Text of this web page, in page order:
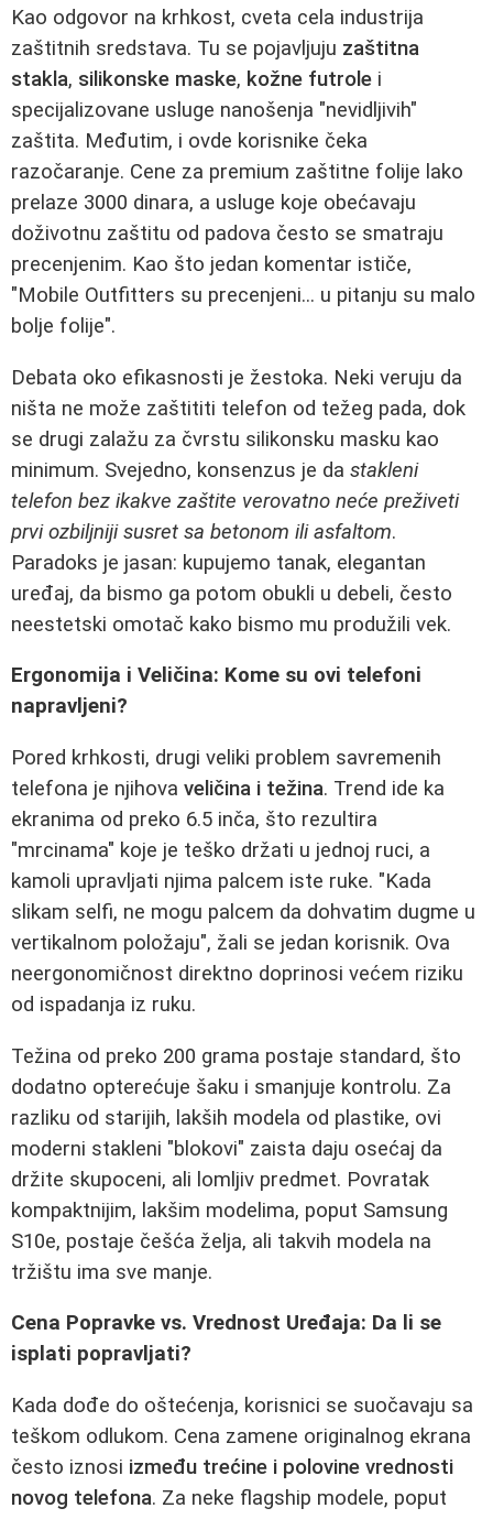
Kao odgovor na krhkost, cveta cela industrija
zaštitnih sredstava. Tu se pojavljuju zaštitna
stakla, silikonske maske, kožne futrole i
specijalizovane usluge nanošenja "nevidljivih"
zaštita. Međutim, i ovde korisnike čeka
razočaranje. Cene za premium zaštitne folije lako
prelaze 3000 dinara, a usluge koje obećavaju
doživotnu zaštitu od padova često se smatraju
precenjenim. Kao što jedan komentar ističe,
"Mobile Outfitters su precenjeni... u pitanju su malo
bolje folije".
Debata oko efikasnosti je žestoka. Neki veruju da
ništa ne može zaštititi telefon od težeg pada, dok
se drugi zalažu za čvrstu silikonsku masku kao
minimum. Svejedno, konsenzus je da stakleni
telefon bez ikakve zaštite verovatno neće preživeti
prvi ozbiljniji susret sa betonom ili asfaltom.
Paradoks je jasan: kupujemo tanak, elegantan
uređaj, da bismo ga potom obukli u debeli, često
neestetski omotač kako bismo mu produžili vek.
Ergonomija i Veličina: Kome su ovi telefoni
napravljeni?
Pored krhkosti, drugi veliki problem savremenih
telefona je njihova veličina i težina. Trend ide ka
ekranima od preko 6.5 inča, što rezultira
"mrcinama" koje je teško držati u jednoj ruci, a
kamoli upravljati njima palcem iste ruke. "Kada
slikam selfi, ne mogu palcem da dohvatim dugme u
vertikalnom položaju", žali se jedan korisnik. Ova
neergonomičnost direktno doprinosi većem riziku
od ispadanja iz ruku.
Težina od preko 200 grama postaje standard, što
dodatno opterećuje šaku i smanjuje kontrolu. Za
razliku od starijih, lakših modela od plastike, ovi
moderni stakleni "blokovi" zaista daju osećaj da
držite skupoceni, ali lomljiv predmet. Povratak
kompaktnijim, lakšim modelima, poput Samsung
S10e, postaje češća želja, ali takvih modela na
tržištu ima sve manje.
Cena Popravke vs. Vrednost Uređaja: Da li se
isplati popravljati?
Kada dođe do oštećenja, korisnici se suočavaju sa
teškom odlukom. Cena zamene originalnog ekrana
često iznosi između trećine i polovine vrednosti
novog telefona. Za neke flagship modele, poput